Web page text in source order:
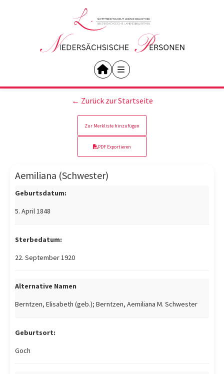
← Zurück zur Startseite
Zur Merkliste hinzufügen
PDF Exportieren
Aemiliana (Schwester)
Geburtsdatum:
5. April 1848
Sterbedatum:
22. September 1920
Alternative Namen
Berntzen, Elisabeth (geb.); Berntzen, Aemiliana M. Schwester
Geburtsort:
Goch